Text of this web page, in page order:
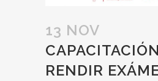
13 NOV
RENDIR